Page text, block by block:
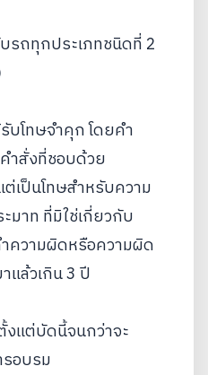
ถทุกประเภทชนิดที่ 2
บโทษจำคุก โดยคำ
ำสั่งที่ชอบด้วย
เป็นโทษสำหรับความ
มาท ที่มิใช่เกี่ยวกับ
ความผิดหรือความผิด
แล้วเกิน 3 ปี
แต่บัดนี้จนกว่าจะ
อบรม